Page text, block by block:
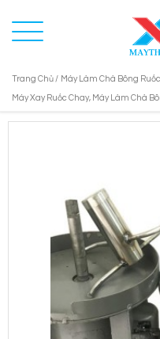
Trang Chủ / Máy Làm Chà Bông Ruốc
Máy Xay Ruốc Chay, Máy Làm Chà